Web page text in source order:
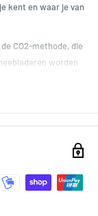
kent en waar je van
CO2-methode, die
worden
uit de thee. Omdat
blijven ze
volle zwarte thee!
met premium